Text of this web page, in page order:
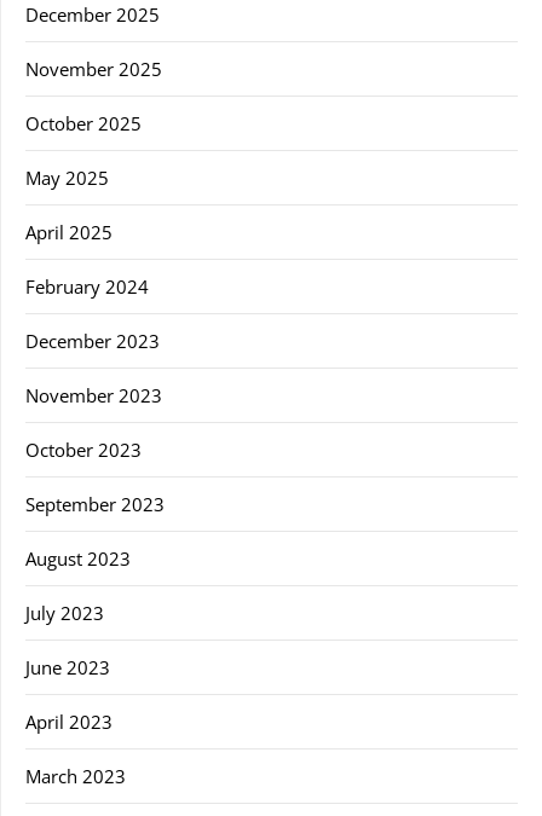
December 2025
November 2025
October 2025
May 2025
April 2025
February 2024
December 2023
November 2023
October 2023
September 2023
August 2023
July 2023
June 2023
April 2023
March 2023